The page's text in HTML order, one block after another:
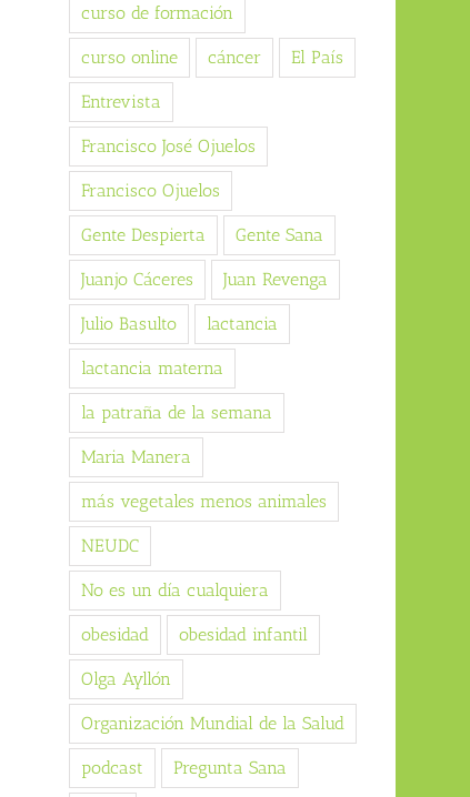
curso de formación
curso online cáncer El País
Entrevista
Francisco José Ojuelos
Francisco Ojuelos
Gente Despierta Gente Sana
Juanjo Cáceres Juan Revenga
Julio Basulto lactancia
lactancia materna
la patraña de la semana
Maria Manera
más vegetales menos animales
NEUDC
No es un día cualquiera
obesidad obesidad infantil
Olga Ayllón
Organización Mundial de la Salud
podcast Pregunta Sana